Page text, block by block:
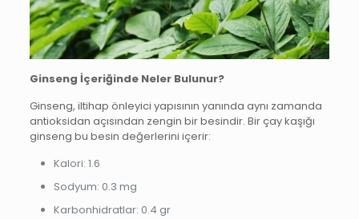
Ginseng İçeriğinde Neler Bulunur?
Ginseng, iltihap önleyici yapısının yanında aynı zamanda
antioksidan açısından zengin bir besindir. Bir çay kaşığı
ginseng bu besin değerlerini içerir:
Kalori: 1.6
Sodyum: 0.3 mg
Karbonhidratlar: 0.4 gr